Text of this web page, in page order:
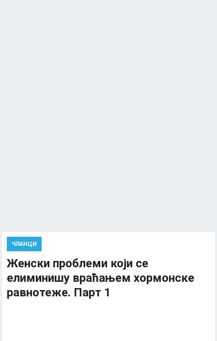
ЧЛАНЦИ
Женски проблеми који се
елиминишу враћањем хормонске
равнотеже. Парт 1